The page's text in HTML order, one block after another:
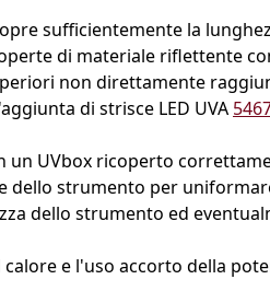
sufficientemente la
di materiale riflettente
non direttamente
di strisce LED UVA
un UVbox ricoperto
strumento per
dello strumento ed
e l'uso accorto della